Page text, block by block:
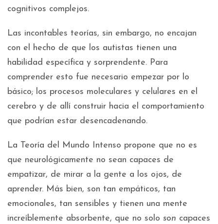
cognitivos complejos.
Las incontables teorías, sin embargo, no encajan
con el hecho de que los autistas tienen una
habilidad específica y sorprendente. Para
comprender esto fue necesario empezar por lo
básico; los procesos moleculares y celulares en el
cerebro y de allí construir hacia el comportamiento
que podrían estar desencadenando.
La Teoría del Mundo Intenso propone que no es
que neurológicamente no sean capaces de
empatizar, de mirar a la gente a los ojos, de
aprender. Más bien, son tan empáticos, tan
emocionales, tan sensibles y tienen una mente
increíblemente absorbente, que no solo son capaces